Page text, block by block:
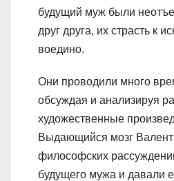
будущий муж были
друг друга, их страсть к
воедино.
Они проводили много
обсуждая и анализируя
художественные
Выдающийся мозг
философских
будущего мужа и давали